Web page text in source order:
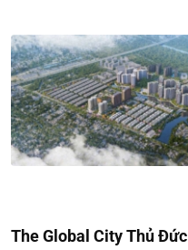
The Global City Thủ Đức